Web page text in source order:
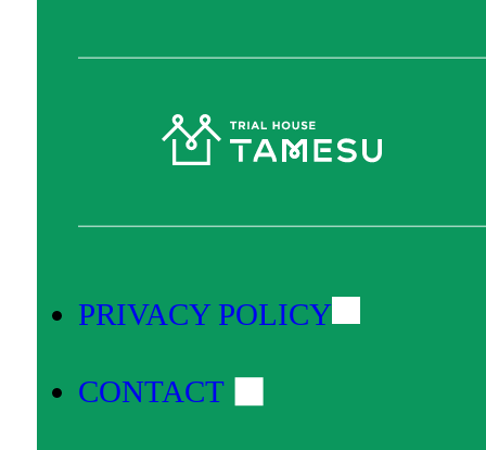
PRIVACY POLICY
CONTACT